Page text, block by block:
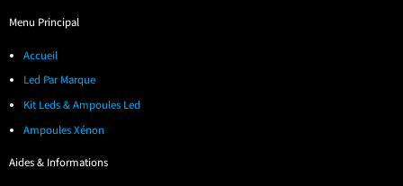
Menu Principal
Accueil
Led Par Marque
Kit Leds & Ampoules Led
Ampoules Xénon
Aides & Informations